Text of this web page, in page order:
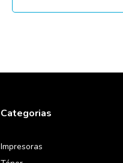
Categorias
Impresoras